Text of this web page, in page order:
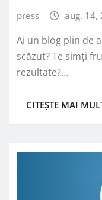
press aug. 14,
Ai un blog plin de
scăzut? Te simți
rezultate?…
CITEȘTE MAI